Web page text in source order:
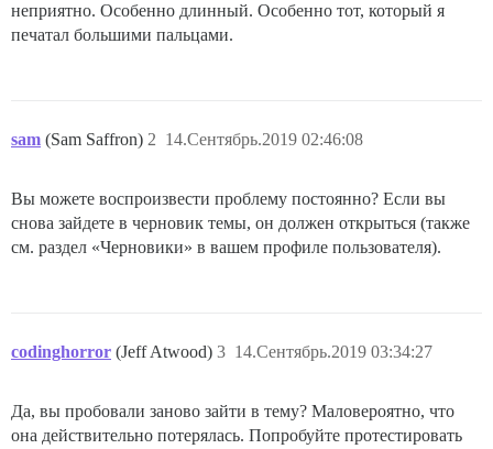
неприятно. Особенно длинный. Особенно тот, который я
печатал большими пальцами.
sam (Sam Saffron) 14.Сентябрь.2019 02:46:08
2
Вы можете воспроизвести проблему постоянно? Если вы
снова зайдете в черновик темы, он должен открыться (также
см. раздел «Черновики» в вашем профиле пользователя).
codinghorror (Jeff Atwood) 14.Сентябрь.2019 03:34:27
3
Да, вы пробовали заново зайти в тему? Маловероятно, что
она действительно потерялась. Попробуйте протестировать